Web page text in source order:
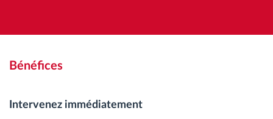
Bénéfices
Intervenez immédiatement